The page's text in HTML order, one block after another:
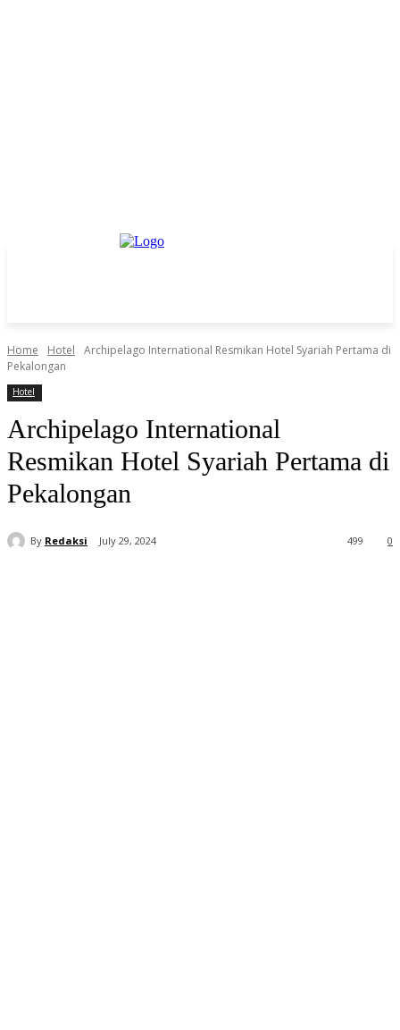
Home Hotel
Archipelago International Resmikan Hotel Syariah Pertama di
Pekalongan
Hotel
Archipelago International
Resmikan Hotel Syariah Pertama di
Pekalongan
By Redaksi July 29, 2024 0
499